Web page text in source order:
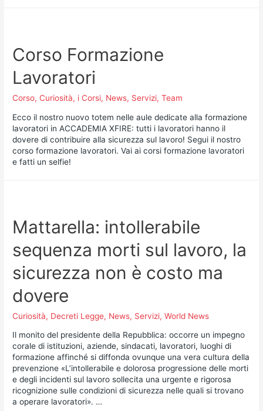
Corso Formazione
Lavoratori
Corso,Curiosità, i Corsi, News, Servizi,Team
Ecco il nostro nuovo totem nelle aule dedicate alla formazione
lavoratori in ACCADEMIA XFIRE: tutti i lavoratori hanno il
dovere di contribuire alla sicurezza sul lavoro! Segui il nostro
corso formazione lavoratori. Vai ai corsi formazione lavoratori
e fatti un selfie!
Mattarella: intollerabile
sequenza morti sul lavoro, la
sicurezza non è costo ma
dovere
Curiosità, Decreti Legge, News, Servizi,World News
Il monito del presidente della Repubblica: occorre un impegno
corale di istituzioni, aziende, sindacati, lavoratori, luoghi di
formazione affinché si diffonda ovunque una vera cultura della
prevenzione «L’intollerabile e dolorosa progressione delle morti
e degli incidenti sul lavoro sollecita una urgente e rigorosa
ricognizione sulle condizioni di sicurezza nelle quali si trovano
a operare lavoratori». …